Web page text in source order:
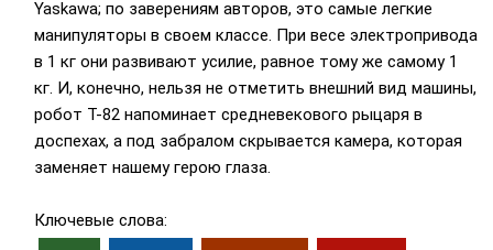
Yaskawa; по заверениям авторов, это самые легкие
манипуляторы в своем классе. При весе электропривода
в 1 кг они развивают усилие, равное тому же самому 1
кг. И, конечно, нельзя не отметить внешний вид машины,
робот T-82 напоминает средневекового рыцаря в
доспехах, а под забралом скрывается камера, которая
заменяет нашему герою глаза.
Ключевые слова: